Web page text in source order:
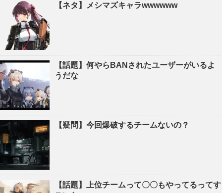
【ネタ】メシマズキャラwwwwww
【話題】何やらBANされたユーザーがいるよ
うだな
【疑問】今回爆破するチームないの？
【話題】上位チームって〇〇もやってるってす